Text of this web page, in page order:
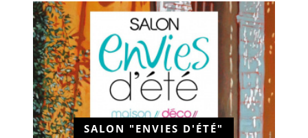
SALON "ENVIES D'ÉTÉ"